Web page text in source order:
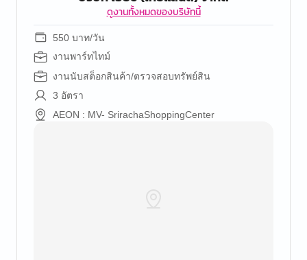
ดูงานทั้งหมดของบริษัทนี้
550 บาท/วัน
งานพาร์ทไทม์
งานนับสต็อกสินค้า/ตรวจสอบทรัพย์สิน
3 อัตรา
AEON : MV- SrirachaShoppingCenter